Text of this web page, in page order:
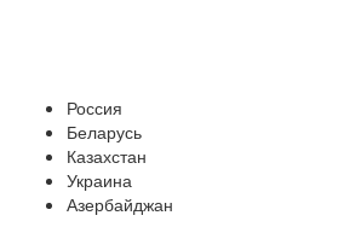
Россия
Беларусь
Казахстан
Украина
Азербайджан